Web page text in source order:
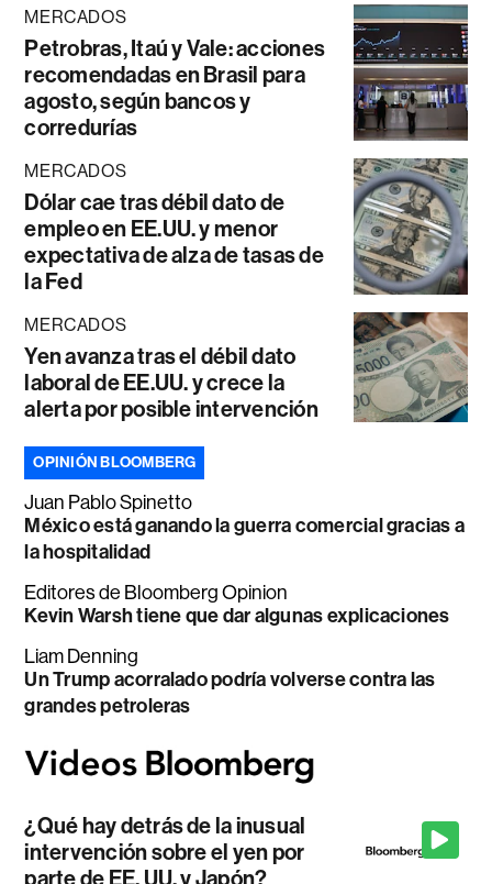
MERCADOS
Petrobras, Itaú y Vale: acciones
recomendadas en Brasil para
agosto, según bancos y
corredurías
MERCADOS
Dólar cae tras débil dato de
empleo en EE.UU. y menor
expectativa de alza de tasas de
la Fed
MERCADOS
Yen avanza tras el débil dato
laboral de EE.UU. y crece la
alerta por posible intervención
OPINIÓN BLOOMBERG
Juan Pablo Spinetto
México está ganando la guerra comercial gracias a
la hospitalidad
Editores de Bloomberg Opinion
Kevin Warsh tiene que dar algunas explicaciones
Liam Denning
Un Trump acorralado podría volverse contra las
grandes petroleras
¿Qué hay detrás de la inusual
intervención sobre el yen por
parte de EE. UU. y Japón?